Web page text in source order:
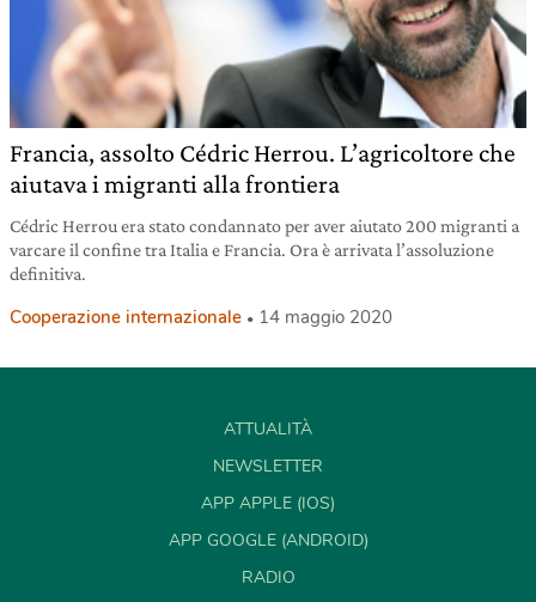
Francia, assolto Cédric Herrou. L’agricoltore che
aiutava i migranti alla frontiera
Cédric Herrou era stato condannato per aver aiutato 200 migranti a
varcare il confine tra Italia e Francia. Ora è arrivata l’assoluzione
definitiva.
Cooperazione internazionale 14 maggio 2020
ATTUALITÀ
NEWSLETTER
APP APPLE (IOS)
APP GOOGLE (ANDROID)
RADIO